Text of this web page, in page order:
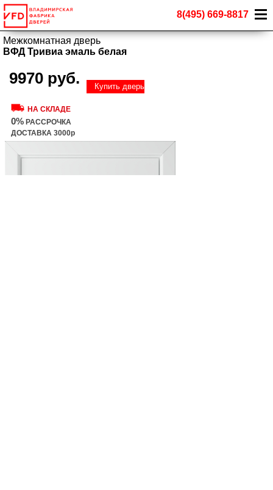
8(495) 669-8817
Межкомнатная дверь
ВФД Тривиа эмаль белая
9970 руб. Купить дверь
НА СКЛАДЕ
0% РАССРОЧКА
ДОСТАВКА 3000р